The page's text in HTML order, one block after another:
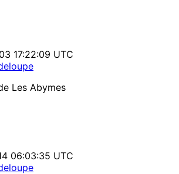
17:22:09 UTC
Les Abymes
06:03:35 UTC